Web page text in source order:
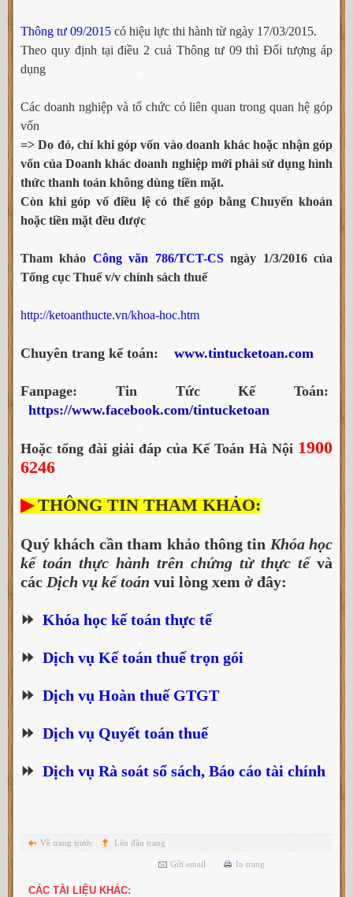
Thông tư 09/2015 có hiệu lực thi hành từ ngày 17/03/2015.
Theo quy định tại điều 2 cuả Thông tư 09 thì Đối tượng áp
dụng
Các doanh nghiệp và tổ chức có liên quan trong quan hệ góp
vốn
=> Do đó, chỉ khi góp vốn vào doanh khác hoặc nhận góp
vốn của Doanh khác doanh nghiệp mới phải sử dụng hình
thức thanh toán không dùng tiền mặt.
Còn khi góp vố điều lệ có thể góp bằng Chuyển khoản
hoặc tiền mặt đều được
Tham khảo Công văn 786/TCT-CSngày 1/3/2016 của
Tổng cục Thuế v/v chính sách thuế
http://ketoanthucte.vn/khoa-hoc.htm
Chuyên trang kế toán: www.tintucketoan.com
Fanpage: Tin Tức Kế Toán:
https://www.facebook.com/tintucketoan
Hoặc tổng đài giải đáp của Kế Toán Hà Nội 1900
6246
▶ THÔNG TIN THAM KHẢO:
Quý khách cần tham khảo thông tin Khóa học
kế toán thực hành trên chứng từ thực tếvà
các Dịch vụ kế toán vui lòng xem ở đây:
⏩ Khóa học kế toán thực tế
⏩ Dịch vụ Kế toán thuế trọn gói
⏩ Dịch vụ Hoàn thuế GTGT
⏩ Dịch vụ Quyết toán thuế
⏩ Dịch vụ Rà soát sổ sách, Báo cáo tài chính
Về trang trước Lên đầu trang
Gửi email In trang
CÁC TÀI LIỆU KHÁC: